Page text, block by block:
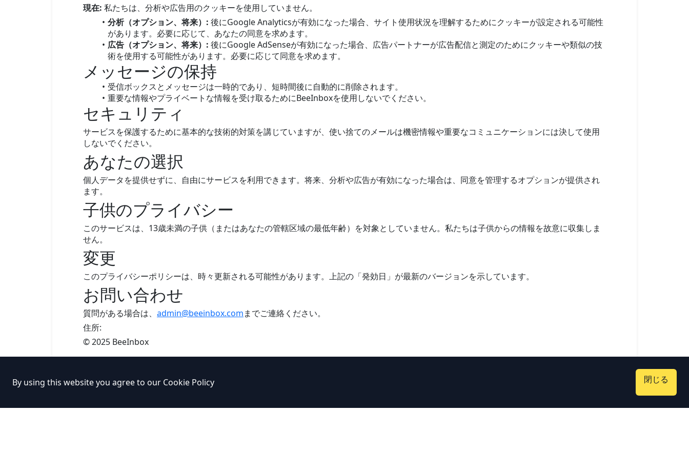
現在: 私たちは、分析や広告用のクッキーを使用していません。
分析（オプション、将来）: 後にGoogle Analyticsが有効になった場合、サイト使用状況を理解するためにクッキーが設定される可能性
があります。必要に応じて、あなたの同意を求めます。
広告（オプション、将来）: 後にGoogle AdSenseが有効になった場合、広告パートナーが広告配信と測定のためにクッキーや類似の技
術を使用する可能性があります。必要に応じて同意を求めます。
メッセージの保持
受信ボックスとメッセージは一時的であり、短時間後に自動的に削除されます。
重要な情報やプライベートな情報を受け取るためにBeeInboxを使用しないでください。
セキュリティ
サービスを保護するために基本的な技術的対策を講じていますが、使い捨てのメールは機密情報や重要なコミュニケーションには決して使用
しないでください。
あなたの選択
個人データを提供せずに、自由にサービスを利用できます。将来、分析や広告が有効になった場合は、同意を管理するオプションが提供され
ます。
子供のプライバシー
このサービスは、13歳未満の子供（またはあなたの管轄区域の最低年齢）を対象としていません。私たちは子供からの情報を故意に収集しま
せん。
変更
このプライバシーポリシーは、時々更新される可能性があります。上記の「発効日」が最新のバージョンを示しています。
お問い合わせ
質問がある場合は、 admin@beeinbox.comまでご連絡ください。
住所:
© 2025 BeeInbox
By using this website you agree to our Cookie Policy 閉じる